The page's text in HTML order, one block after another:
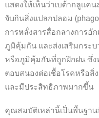
แสดงให้เห็นว่าเบต้ากลูแค
จับกินสิ่งแปลกปลอม
การหลั่งสารสื่อกลางการอั
ภูมิคุ้มกัน และส่งเสริมกระบ
หรือภูมิคุ้มกันที่ถูกฝึกฝน ซึ่ง
ตอบสนองต่อเชื้อโรคหรือสิ่
และมีประสิทธิภาพมากขึ้น
คุณสมบัติเหล่านี้เป็นพื้นฐา